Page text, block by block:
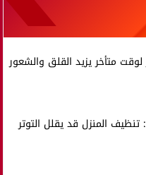
متأخر يزيد القلق والشعور
المنزل قد يقلل التوتر